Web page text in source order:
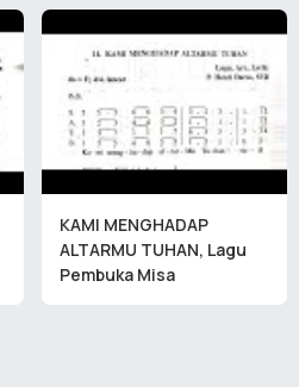
KAMI MENGHADAP
ALTARMU TUHAN, Lagu
Pembuka Misa